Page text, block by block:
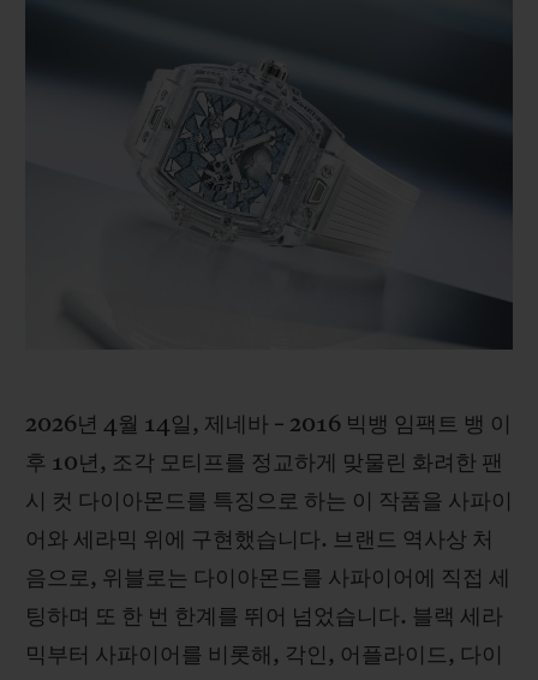
2026년 4월 14일, 제네바 – 2016 빅뱅 임팩트 뱅 이
후 10년, 조각 모티프를 정교하게 맞물린 화려한 팬
시 컷 다이아몬드를 특징으로 하는 이 작품을 사파이
어와 세라믹 위에 구현했습니다. 브랜드 역사상 처
음으로, 위블로는 다이아몬드를 사파이어에 직접 세
팅하며 또 한 번 한계를 뛰어 넘었습니다. 블랙 세라
믹부터 사파이어를 비롯해, 각인, 어플라이드, 다이
썸머 멀티 컬러 세라믹 피치 세라믹
휴블로티스타 및 연장 보증
무료 배송 & 반품
안전한 결제